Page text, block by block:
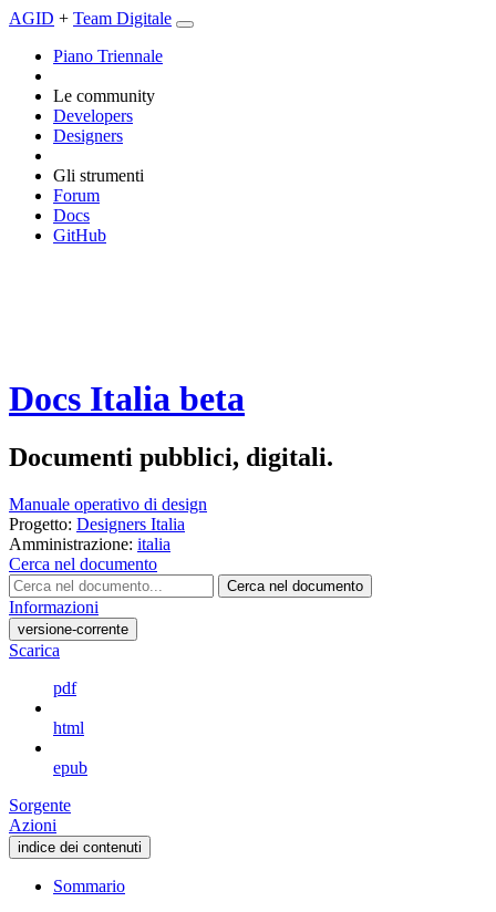
AGID + Team Digitale
Piano Triennale
Le community
Developers
Designers
Gli strumenti
Forum
Docs
GitHub
Docs Italia beta
Documenti pubblici, digitali.
Manuale operativo di design
Progetto: Designers Italia
Amministrazione: italia
Cerca nel documento
Cerca nel documento
Informazioni
versione-corrente
Scarica
pdf
html
epub
Sorgente
Azioni
indice dei contenuti
Sommario